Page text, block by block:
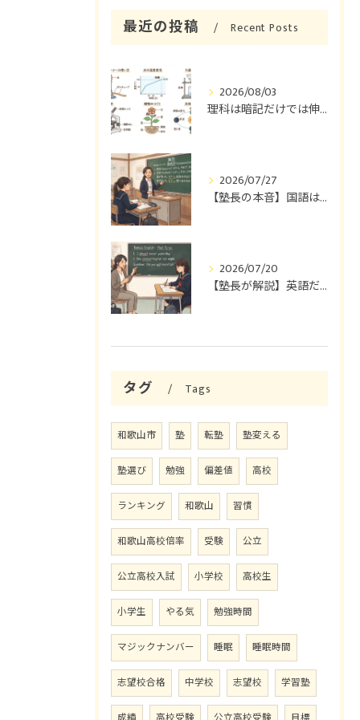
最近の投稿 Recent Posts
2026/08/03
理科は暗記だけでは伸びない。塾長が教える「理解する勉強法」とは？｜和歌山市『オール１の中学生専門塾』義勇塾
2026/07/27
【塾長の本音】国語は読書だけでは伸びない。本当に成績が上がる国語の勉強法とは？｜和歌山市『オール１の中学生専門塾』義勇塾
2026/07/20
【塾長が解説】英語だけ塾へ通わせるべき？中学生の英語が伸びない本当の原因とは｜和歌山市『オール１の中学生専門塾』義勇塾
タグ Tags
和歌山市 塾 転塾 塾変える
塾選び 勉強 偏差値 高校
ランキング 和歌山 習慣
和歌山高校倍率 受験 公立
公立高校入試 小学校 高校生
小学生 やる気 勉強時間
マジックナンバー 睡眠 睡眠時間
志望校合格 中学校 志望校 学習塾